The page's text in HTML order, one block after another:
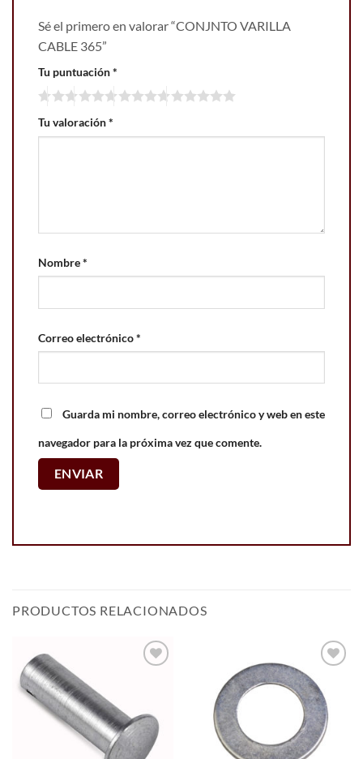
Sé el primero en valorar “CONJNTO VARILLA
CABLE 365”
Tu puntuación*
Tu valoración*
Nombre*
Correo electrónico*
Guarda mi nombre, correo electrónico y web en este
navegador para la próxima vez que comente.
PRODUCTOS RELACIONADOS
wishlist